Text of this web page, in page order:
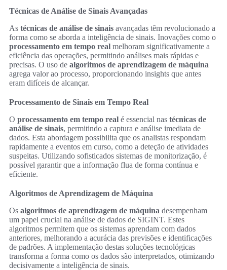
Técnicas de Análise de Sinais Avançadas
As técnicas de análise de sinais avançadas têm revolucionado a
forma como se aborda a inteligência de sinais. Inovações como o
processamento em tempo real melhoram significativamente a
eficiência das operações, permitindo análises mais rápidas e
precisas. O uso de algoritmos de aprendizagem de máquina
agrega valor ao processo, proporcionando insights que antes
eram difíceis de alcançar.
Processamento de Sinais em Tempo Real
O processamento em tempo real é essencial nas técnicas de
análise de sinais, permitindo a captura e análise imediata de
dados. Esta abordagem possibilita que os analistas respondam
rapidamente a eventos em curso, como a deteção de atividades
suspeitas. Utilizando sofisticados sistemas de monitorização, é
possível garantir que a informação flua de forma contínua e
eficiente.
Algoritmos de Aprendizagem de Máquina
Os algoritmos de aprendizagem de máquina desempenham
um papel crucial na análise de dados de SIGINT. Estes
algoritmos permitem que os sistemas aprendam com dados
anteriores, melhorando a acurácia das previsões e identificações
de padrões. A implementação destas soluções tecnológicas
transforma a forma como os dados são interpretados, otimizando
decisivamente a inteligência de sinais.